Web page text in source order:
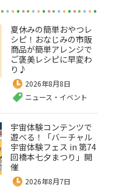
夏休みの簡単おやつレ
シピ！おなじみの市販
商品が簡単アレンジで
ご褒美レシピに早変わ
り♪
2026年8月8日
ニュース・イベント
宇宙体験コンテンツで
遊べる！「バーチャル
宇宙体験フェス in 第74
回橋本七夕まつり」開
催
2026年8月7日